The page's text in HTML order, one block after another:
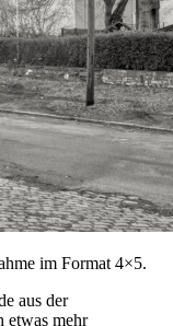
im Format 4×5.
aus der
etwas mehr